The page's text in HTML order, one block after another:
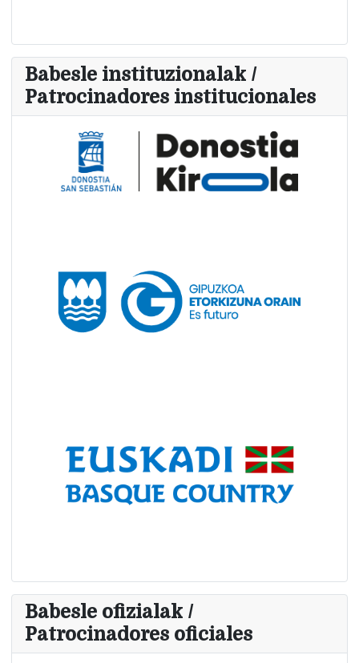
Babesle instituzionalak /
Patrocinadores institucionales
Babesle ofizialak /
Patrocinadores oficiales